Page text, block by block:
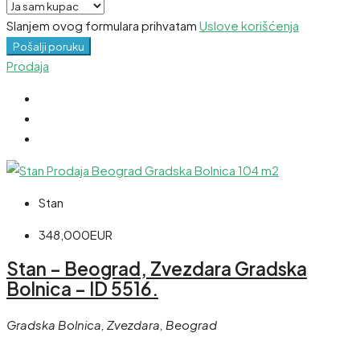
Slanjem ovog formulara prihvatam Uslove korišćenja
Pošalji poruku
Prodaja
Stan
348,000EUR
Stan – Beograd, Zvezdara Gradska
Bolnica – ID 5516.
Gradska Bolnica, Zvezdara, Beograd